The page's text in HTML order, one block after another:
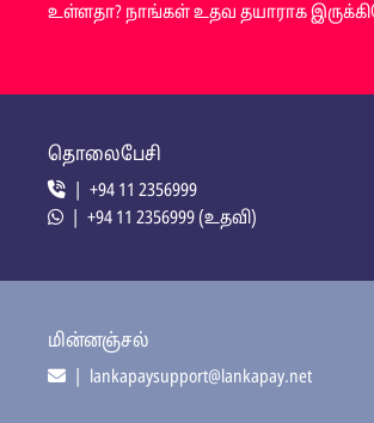
உள்ளதா? நாங்கள் உதவ தயாராக
தொலைபேசி
| +94 11 2356999
| +94 11 2356999 (உதவி)
மின்னஞ்சல்
| lankapaysupport@lankapay.net